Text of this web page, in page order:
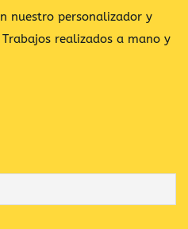
nuestro personalizador y
realizados a mano y